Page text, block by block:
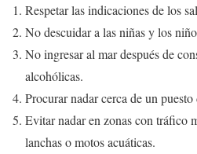
Respetar las indicaciones de los
No descuidar a las niñas y los
No ingresar al mar después de
alcohólicas.
Procurar nadar cerca de un
Evitar nadar en zonas con tráfico
lanchas o motos acuáticas.